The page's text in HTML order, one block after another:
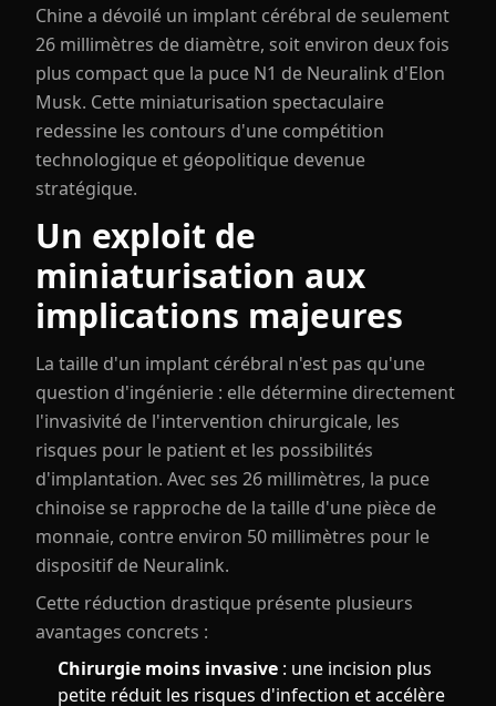
Chine a dévoilé un implant cérébral de seulement
26 millimètres de diamètre, soit environ deux fois
plus compact que la puce N1 de Neuralink d'Elon
Musk. Cette miniaturisation spectaculaire
redessine les contours d'une compétition
technologique et géopolitique devenue
stratégique.
Un exploit de
miniaturisation aux
implications majeures
La taille d'un implant cérébral n'est pas qu'une
question d'ingénierie : elle détermine directement
l'invasivité de l'intervention chirurgicale, les
risques pour le patient et les possibilités
d'implantation. Avec ses 26 millimètres, la puce
chinoise se rapproche de la taille d'une pièce de
monnaie, contre environ 50 millimètres pour le
dispositif de Neuralink.
Cette réduction drastique présente plusieurs
avantages concrets :
Chirurgie moins invasive : une incision plus
petite réduit les risques d'infection et accélère